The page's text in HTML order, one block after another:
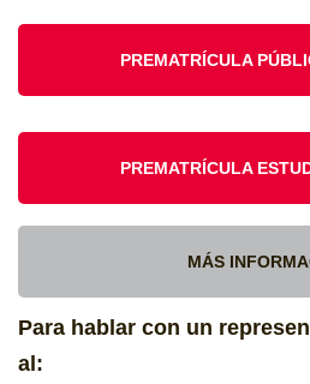
PREMATRÍCULA
PREMATRÍCULA
MÁS
Para hablar con un
al: